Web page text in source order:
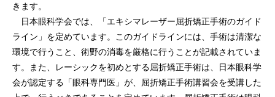
きます。
日本眼科学会では、「エキシマレーザー屈折矯正手術のガイド
ライン」を定めています。このガイドラインには、手術は清潔な
環境で行うこと、術野の消毒を厳格に行うことが記載されていま
す。また、レーシックを初めとする屈折矯正手術は、日本眼科学
会が認定する「眼科専門医」が、屈折矯正手術講習会を受講した